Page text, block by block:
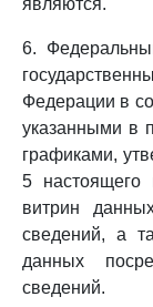
являются.
6.
Федерации в
указанными в
графиками,
5 настоящего
витрин
сведений, а
данных
сведений.